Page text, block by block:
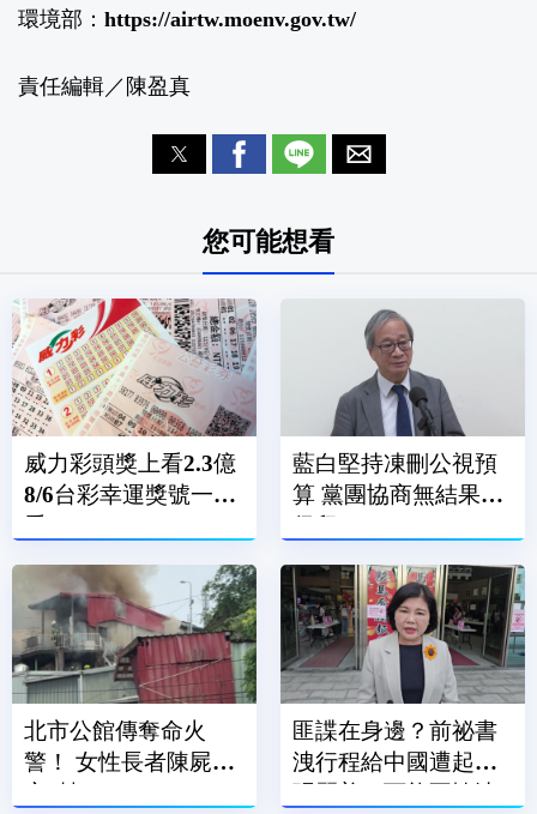
環境部： https://airtw.moenv.gov.tw/
責任編輯／陳盈真
您可能想看
威力彩頭獎上看2.3億
8/6台彩幸運獎號一次
看
藍白堅持凍刪公視預
算 黨團協商無結果全
保留
北市公館傳奪命火
警！ 女性長者陳屍民
宅2樓
匪諜在身邊？前祕書
洩行程給中國遭起訴
張麗善：可能不慎洩